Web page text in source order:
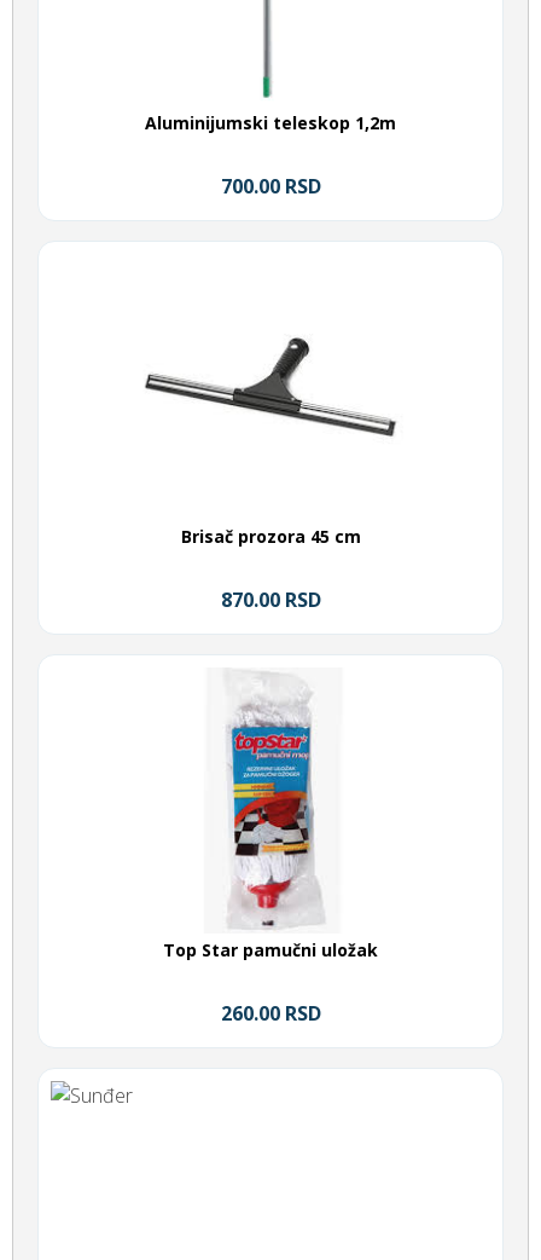
Aluminijumski teleskop 1,2m
700.00 RSD
Brisač prozora 45 cm
870.00 RSD
Top Star pamučni uložak
260.00 RSD